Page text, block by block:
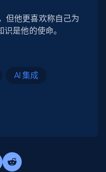
但他更喜欢称自己为
是他的使命。
AI 集成